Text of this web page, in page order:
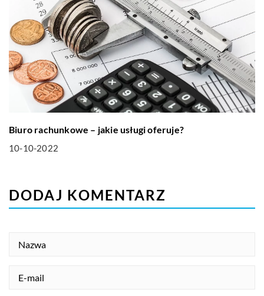
Biuro rachunkowe – jakie usługi oferuje?
10-10-2022
DODAJ KOMENTARZ